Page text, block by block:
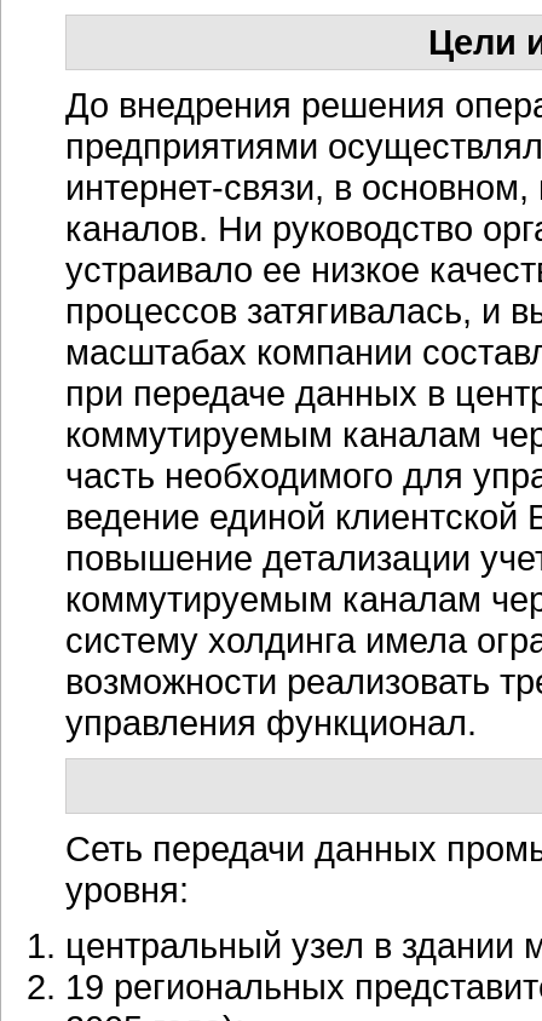
Цели
До внедрения решения
предприятиями
интернет-связи, в
каналов. Ни руководство
устраивало ее низкое
процессов затягивалась, и
масштабах компании
при передаче данных в
коммутируемым каналам
часть необходимого для
ведение единой
повышение детализации
коммутируемым каналам
систему холдинга имела
возможности реализовать
управления функционал.
Сеть передачи данных
уровня:
центральный узел в здании
19 региональных